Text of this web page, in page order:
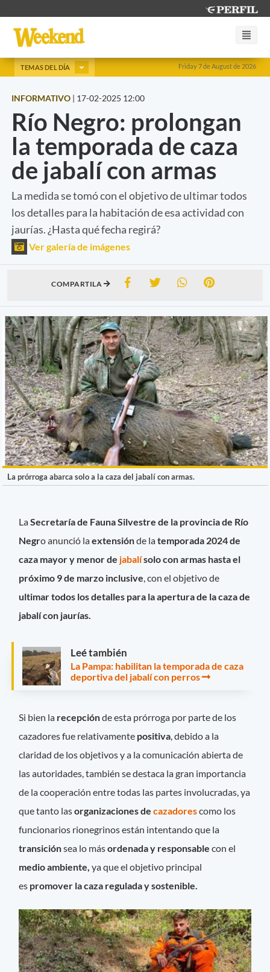
Friday 7 de August de 2026
TEMAS DEL DÍA
INFORMATIVO | 17-02-2025 12:00
Río Negro: prolongan
la temporada de caza
de jabalí con armas
La medida se tomó con el objetivo de ultimar todos
los detalles para la habitación de esa actividad con
jaurías. ¿Hasta qué fecha regirá?
Ver galería de imágenes
COMPARTILA
La prórroga abarca solo a la caza del jabalí con armas.
LaSecretaría de Fauna Silvestre de la provincia de Río
Negro anunció laextensiónde latemporada 2024 de
caza mayor y menor de jabalísolo con armas hasta el
próximo 9 de marzo inclusive , con el objetivo de
ultimar todos los detalles para la apertura de la caza de
jabalí con jaurías.
Leé también
La Pampa: habilitan la temporada de caza
deportiva del jabalí con perros
Si bien la recepciónde esta prórroga por parte de los
cazadores fue relativamente positiva, debido a la
claridad de los objetivos y a la comunicación abierta de
las autoridades, también se destaca la gran importancia
de la cooperación entre todas las partes involucradas, ya
que tanto lasorganizaciones decazadorescomo los
funcionarios rionegrinos están intentando que la
transiciónsea lo másordenada y responsable con el
medio ambiente,ya que el objetivo principal
es promover la caza regulada y sostenible.